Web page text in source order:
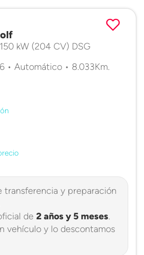
kW (204 CV) DSG
• Automático • 8.033Km.
transferencia y preparación
de 2 años y 5 meses.
vehículo y lo descontamos